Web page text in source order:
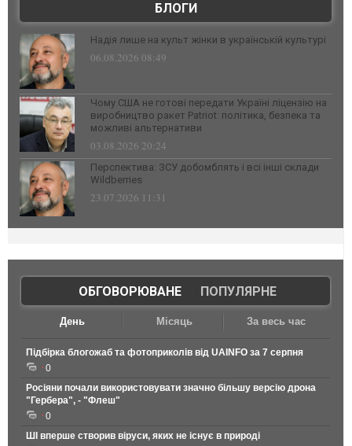
БЛОГИ
Надія лише на культ жінки в українській культурі
06.08.2026 08:49
Чому США не готові передати Україні ліцензію на
виробництво ракет Patriot: політика, безпека та
можливі альтернативи
03.08.2026 20:24
Перспектива: ЗСУ добомблять і всі інші склади
Wildberries
23.07.2026 11:31
ОБГОВОРЮВАНЕ| ПОПУЛЯРНЕ
День Місяць За весь час
Підбірка блогожаб та фотоприколів від UAINFO за 7 серпня
0
Росіяни почали використовувати значно більшу версію дрона
"Гербера", - "Флеш"
0
ШІ вперше створив віруси, яких не існує в природі